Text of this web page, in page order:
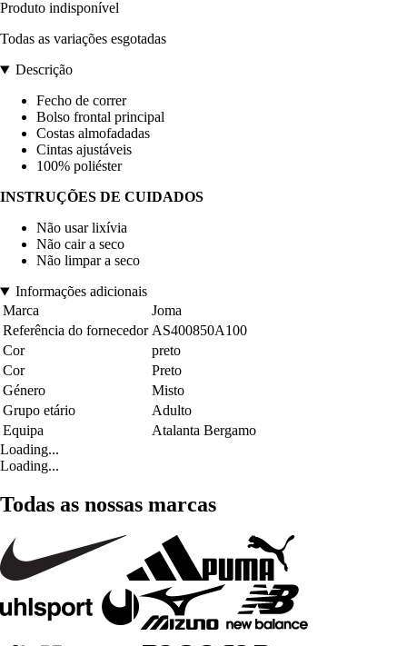
Produto indisponível
Todas as variações esgotadas
Descrição
Fecho de correr
Bolso frontal principal
Costas almofadadas
Cintas ajustáveis
100% poliéster
INSTRUÇÕES DE CUIDADOS
Não usar lixívia
Não cair a seco
Não limpar a seco
Informações adicionais
Marca
Joma
Referência do fornecedor AS400850A100
Cor
preto
Cor
Preto
Género
Misto
Grupo etário
Adulto
Equipa
Atalanta Bergamo
Loading...
Loading...
Todas as nossas marcas